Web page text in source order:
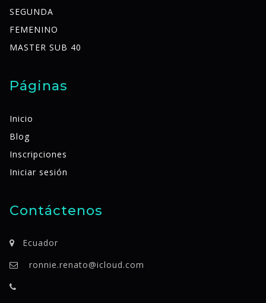
SEGUNDA
FEMENINO
MASTER SUB 40
Páginas
Inicio
Blog
Inscripciones
Iniciar sesión
Contáctenos
Ecuador
ronnie.renato@icloud.com